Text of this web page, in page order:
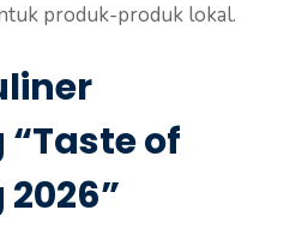
produk-produk lokal.
of